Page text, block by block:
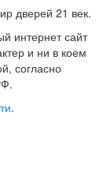
дверей 21 век.
интернет сайт
и ни в коем
согласно
.